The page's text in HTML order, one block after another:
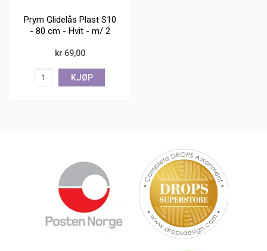
Prym Glidelås Plast S10
- 80 cm - Hvit - m/ 2
kr 69,00
KJØP